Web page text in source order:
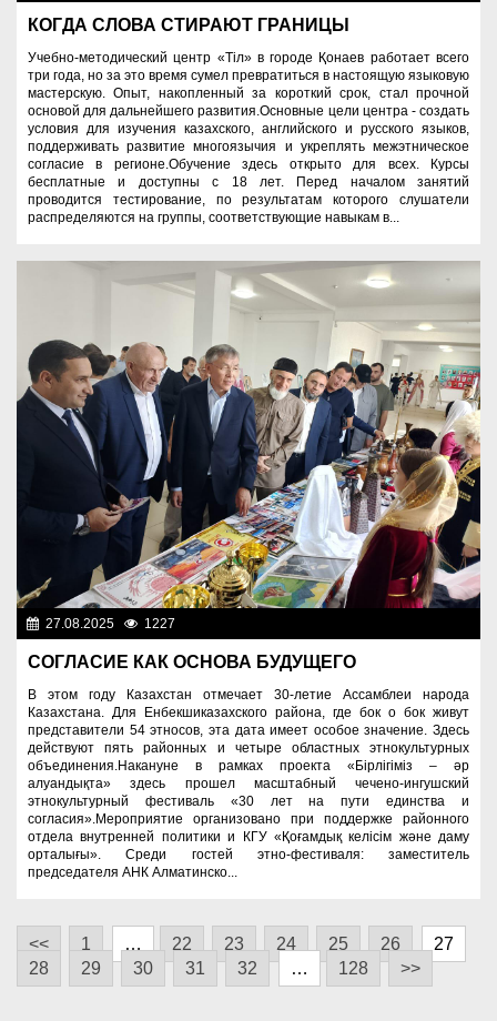
КОГДА СЛОВА СТИРАЮТ ГРАНИЦЫ
Учебно-методический центр «Тіл» в городе Қонаев работает всего
три года, но за это время сумел превратиться в настоящую языковую
мастерскую. Опыт, накопленный за короткий срок, стал прочной
основой для дальнейшего развития.Основные цели центра - создать
условия для изучения казахского, английского и русского языков,
поддерживать развитие многоязычия и укреплять межэтническое
согласие в регионе.Обучение здесь открыто для всех. Курсы
бесплатные и доступны с 18 лет. Перед началом занятий
проводится тестирование, по результатам которого слушатели
распределяются на группы, соответствующие навыкам в...
27.08.2025 1227
СОГЛАСИЕ КАК ОСНОВА БУДУЩЕГО
В этом году Казахстан отмечает 30-летие Ассамблеи народа
Казахстана. Для Енбекшиказахского района, где бок о бок живут
представители 54 этносов, эта дата имеет особое значение. Здесь
действуют пять районных и четыре областных этнокультурных
объединения.Накануне в рамках проекта «Бірлігіміз – әр
алуандықта» здесь прошел масштабный чечено-ингушский
этнокультурный фестиваль «30 лет на пути единства и
согласия».Мероприятие организовано при поддержке районного
отдела внутренней политики и КГУ «Қоғамдық келісім және даму
орталығы». Среди гостей этно-фестиваля: заместитель
председателя АНК Алматинско...
<< 1 … 22 23 24 25 26
27
28
29 30 31 32 … 128 >>